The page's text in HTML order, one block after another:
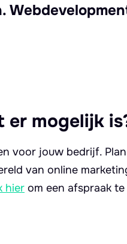
mogelijk
voor jouw bedrijf.
van online
hier om een afspraak